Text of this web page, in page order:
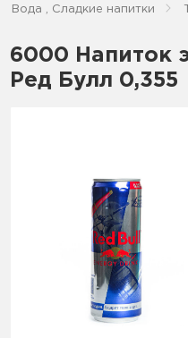
Вода , Сладкие напитки
6000 Напиток
Ред Булл 0,355